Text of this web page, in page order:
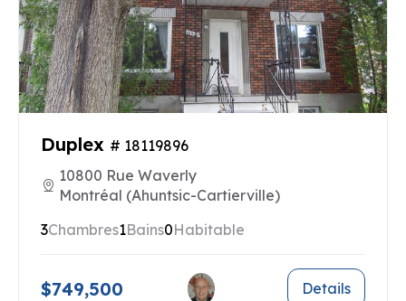
Duplex # 18119896
10800 Rue Waverly
Montréal (Ahuntsic-Cartierville)
3Chambres1Bains0Habitable
$749,500 Details